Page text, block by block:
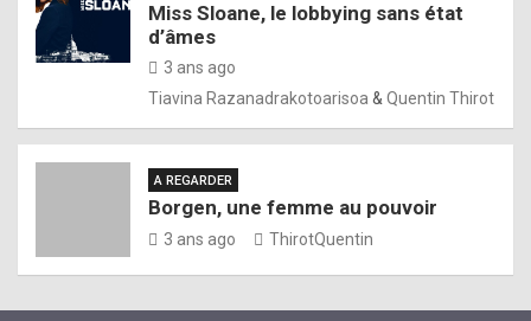
Miss Sloane, le lobbying sans état
d’âmes
3 ans ago
Tiavina Razanadrakotoarisoa & Quentin Thirot
A REGARDER
Borgen, une femme au pouvoir
3 ans ago ThirotQuentin